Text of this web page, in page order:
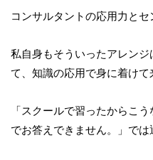
コンサルタントの応用力とセ
私自身もそういったアレンジ
て、知識の応用で身に着けて
「スクールで習ったからこ
でお答えできません。」では